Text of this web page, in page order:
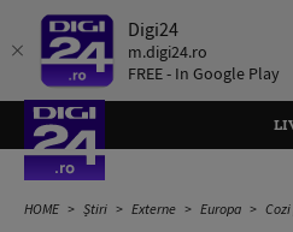
Digi24
m.digi24.ro
FREE - In Google Play
HOME Știri Externe Europa Cozi